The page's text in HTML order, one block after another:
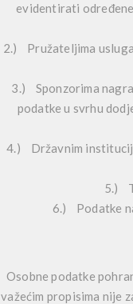
evidentirati
2.) Pružateljima
3.) Sponzorima
podatke u svrhu
4.) Državnim
5.)
6.) Podatke
Osobne podatke
važećim propisima nije